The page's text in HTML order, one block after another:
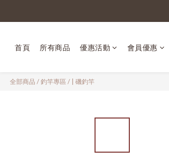
首頁 所有商品 優惠活動 會員優惠
全部商品 /釣竿專區 / | 磯釣竿